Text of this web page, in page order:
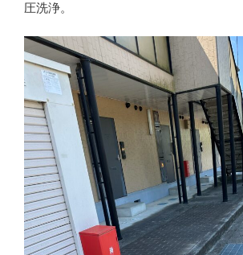
圧洗浄。